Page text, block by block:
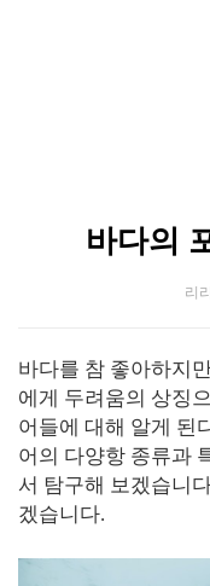
바다의
리
바다를 참 좋아하지
에게 두려움의 상징
어들에 대해 알게 된
어의 다양항 종류과
서 탐구해 보겠습니
겠습니다.